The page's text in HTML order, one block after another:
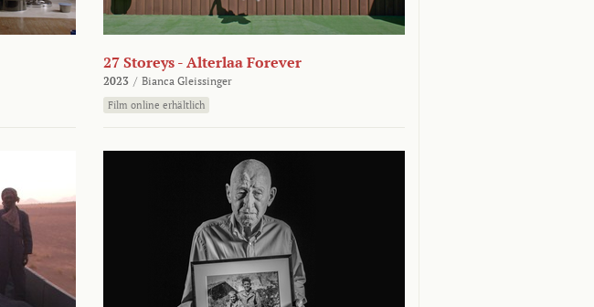
27 Storeys - Alterlaa Forever
2023 / Bianca Gleissinger
Film online erhältlich